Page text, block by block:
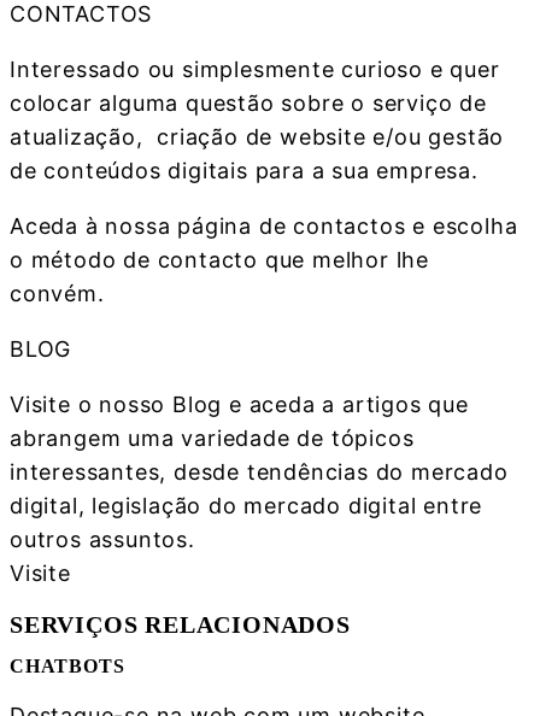
CONTACTOS
Interessado ou simplesmente curioso e quer
colocar alguma questão sobre o serviço de
atualização, criação de website e/ou gestão
de conteúdos digitais para a sua empresa.
Aceda à nossa página de contactos e escolha
o método de contacto que melhor lhe
convém.
BLOG
Visite o nosso Blog e aceda a artigos que
abrangem uma variedade de tópicos
interessantes, desde tendências do mercado
digital, legislação do mercado digital entre
outros assuntos.
Visite
SERVIÇOS RELACIONADOS
CHATBOTS